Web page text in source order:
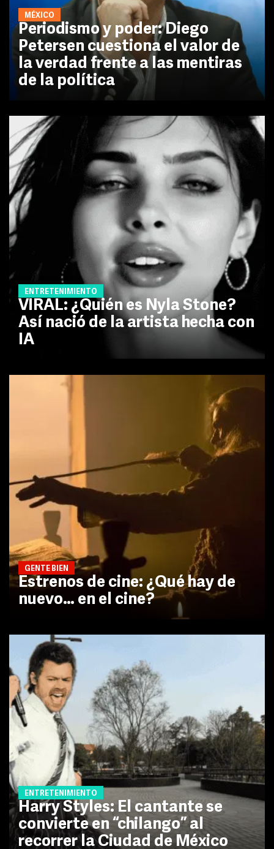
MÉXICO
Periodismo y poder: Diego
Petersen cuestiona el valor de
la verdad frente a las mentiras
de la política
ENTRETENIMIENTO
VIRAL: ¿Quién es Nyla Stone?
Así nació de la artista hecha con
IA
GENTE BIEN
Estrenos de cine: ¿Qué hay de
nuevo… en el cine?
ENTRETENIMIENTO
Harry Styles: El cantante se
convierte en “chilango” al
recorrer la Ciudad de México